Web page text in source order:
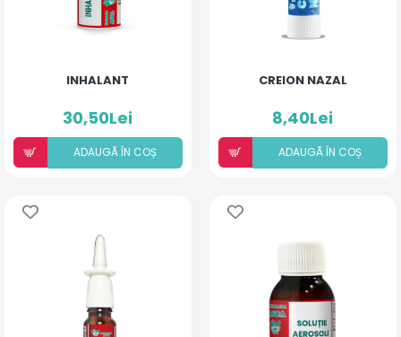
INHALANT
30,50Lei
ADAUGÃ ÎN COȘ
CREION NAZAL
8,40Lei
ADAUGÃ ÎN COȘ